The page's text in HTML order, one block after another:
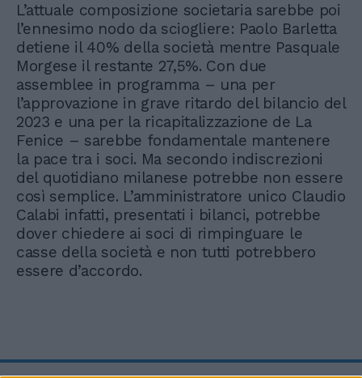
L’attuale composizione societaria sarebbe poi
l’ennesimo nodo da sciogliere: Paolo Barletta
detiene il 40% della società mentre Pasquale
Morgese il restante 27,5%. Con due
assemblee in programma – una per
l’approvazione in grave ritardo del bilancio del
2023 e una per la ricapitalizzazione de La
Fenice – sarebbe fondamentale mantenere
la pace tra i soci. Ma secondo indiscrezioni
del quotidiano milanese potrebbe non essere
così semplice. L’amministratore unico Claudio
Calabi infatti, presentati i bilanci, potrebbe
dover chiedere ai soci di rimpinguare le
casse della società e non tutti potrebbero
essere d’accordo.